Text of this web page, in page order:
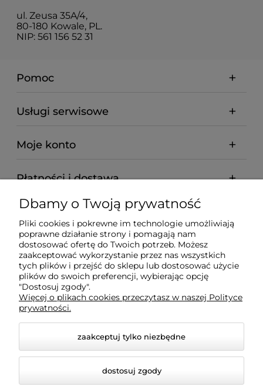
ul. Zeusa 35A/4,
80-180 Kowale, PL.
NIP: 561 156 52 31
Pomoc
Usługi serwisowe
Moje konto
Płatności i dostawa
Informacje
O nas
Wyposażenie Gastronomii - Projekty Technologiczne -
Sklep Gastronomiczny - Serwis Sprzętu
Gastronomicznego | Gdańsk - Trójmiasto - Pomorskie
Dbamy o Twoją prywatność
Pliki cookies i pokrewne im technologie umożliwiają
poprawne działanie strony i pomagają nam
dostosować ofertę do Twoich potrzeb. Możesz
zaakceptować wykorzystanie przez nas wszystkich
tych plików i przejść do sklepu lub dostosować użycie
plików do swoich preferencji, wybierając opcję
"Dostosuj zgody".
Więcej o plikach cookies przeczytasz w naszej Polityce
prywatności.
zaakceptuj tylko niezbędne
dostosuj zgody